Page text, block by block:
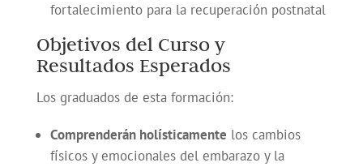
fortalecimiento para la recuperación postnatal
Objetivos del Curso y
Resultados Esperados
Los graduados de esta formación:
Comprenderán holísticamente los cambios
físicos y emocionales del embarazo y la